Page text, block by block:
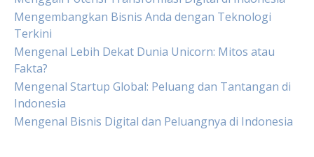
Mengembangkan Bisnis Anda dengan Teknologi
Terkini
Mengenal Lebih Dekat Dunia Unicorn: Mitos atau
Fakta?
Mengenal Startup Global: Peluang dan Tantangan di
Indonesia
Mengenal Bisnis Digital dan Peluangnya di Indonesia